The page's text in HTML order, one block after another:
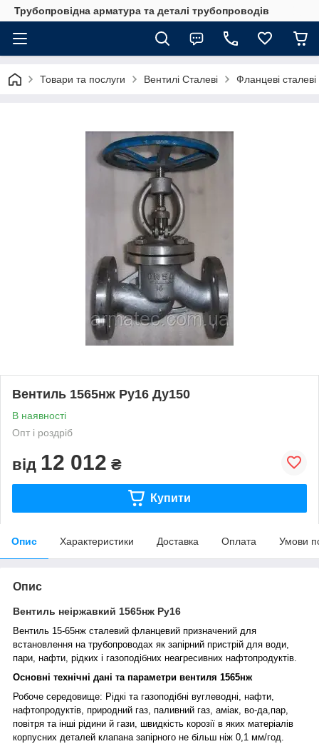
Трубопровідна арматура та деталі трубопроводів
Товари та послуги Вентилі Сталеві Фланцеві
Вентиль 1565нж Ру16 Ду150
В наявності
Опт і роздріб
від 12 012 ₴
Купити
Опис Характеристики Доставка Оплата Умови
Опис
Вентиль неіржавкий 1565нж Ру16
Вентиль 15-65нж сталевий фланцевий призначений для
встановлення на трубопроводах як запірний пристрій для води,
пари, нафти, рідких і газоподібних неагресивних нафтопродуктів.
Основні технічні дані та параметри вентиля 1565нж
Робоче середовище: Рідкі та газоподібні вуглеводні, нафти,
нафтопродуктів, природний газ, паливний газ, аміак, во-да,пар,
повітря та інші рідини й гази, швидкість корозії в яких матеріалів
корпусних деталей клапана запірного не більш ніж 0,1 мм/год.